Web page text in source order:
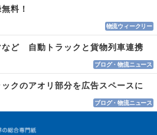
料！
物流ウィークリー
など 自動トラックと貨物列車連携
ブログ・物流ニュース
クのアオリ部分を広告スペースに
ブログ・物流ニュース